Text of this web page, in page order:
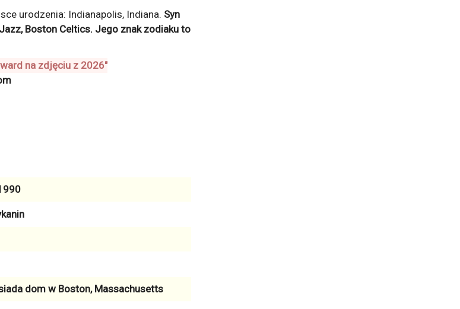
urodzenia: Indianapolis, Indiana. Syn
Boston Celtics. Jego znak zodiaku to
dom w Boston, Massachusetts